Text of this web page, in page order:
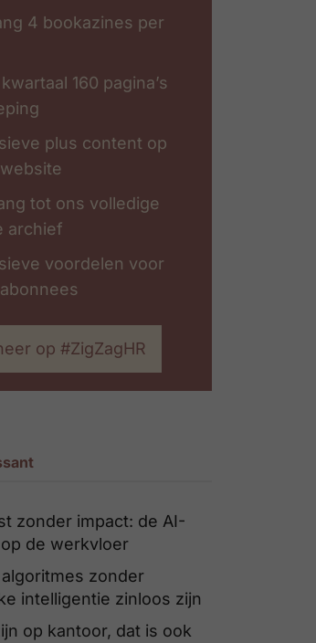
4 bookazines per
160 pagina’s
plus content op
tot ons volledige
archief
voordelen voor
op #ZigZagHR
zonder impact: de AI-
de werkvloer
zonder
intelligentie zinloos zijn
op kantoor, dat is ook